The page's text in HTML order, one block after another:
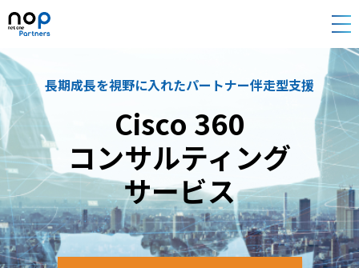
長期成長を視野に入れたパートナー伴走型支援
Cisco 360
コンサルティング
サービス